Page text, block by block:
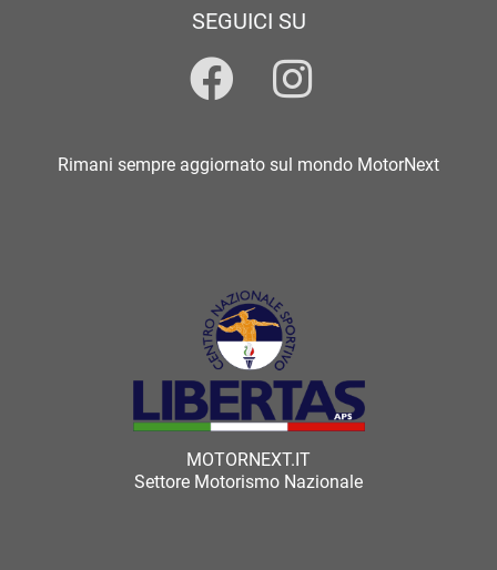
SEGUICI SU
Rimani sempre aggiornato sul mondo MotorNext
MOTORNEXT.IT
Settore Motorismo Nazionale